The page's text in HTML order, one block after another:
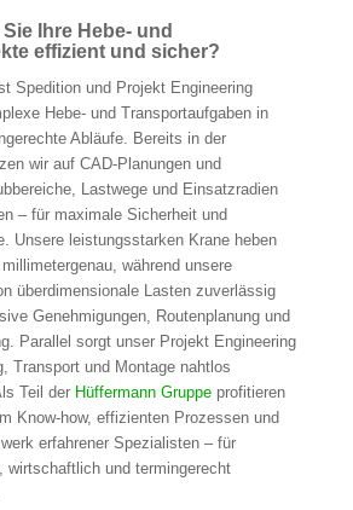
Ihre Hebe- und
effizient und sicher?
Spedition und Projekt Engineering
Hebe- und Transportaufgaben in
Abläufe. Bereits in der
wir auf CAD-Planungen und
Lastwege und Einsatzradien
– für maximale Sicherheit und
Unsere leistungsstarken Krane heben
während unsere
überdimensionale Lasten zuverlässig
Genehmigungen, Routenplanung und
Parallel sorgt unser Projekt Engineering
Transport und Montage nahtlos
Teil der Hüffermann Gruppeprofitieren
Know-how, effizienten Prozessen und
erfahrener Spezialisten – für
wirtschaftlich und termingerecht